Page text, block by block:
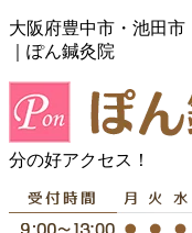
大阪府豊中市・池田
｜ぽん鍼灸院
分の好アクセス！